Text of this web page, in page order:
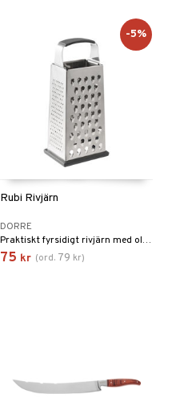
Rubi Rivjärn
DORRE
Praktiskt fyrsidigt rivjärn med olika rivytor för ost, grönsaker och rotfrukter.
75 kr (ord. 79 kr)
-5%